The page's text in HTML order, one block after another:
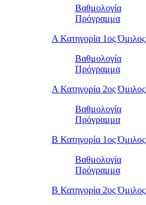
Βαθμολογία
Πρόγραμμα
Α Κατηγορία 1ος Όμιλος
Βαθμολογία
Πρόγραμμα
Α Κατηγορία 2ος Όμιλος
Βαθμολογία
Πρόγραμμα
Β Κατηγορία 1ος Όμιλος
Βαθμολογία
Πρόγραμμα
Β Κατηγορία 2ος Όμιλος